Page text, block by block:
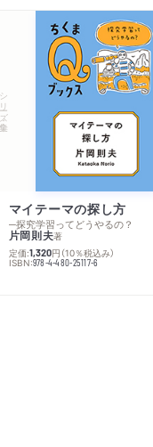
シリーズ・全集
マイテーマの探し方
─探究学習ってどうやるの？
片岡則夫著
定価:1,320円 （10％税込み）
ISBN:978-4-480-25117-6